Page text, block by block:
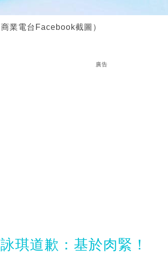
業電台Facebook截圖）
廣告
琪道歉：基於肉緊！